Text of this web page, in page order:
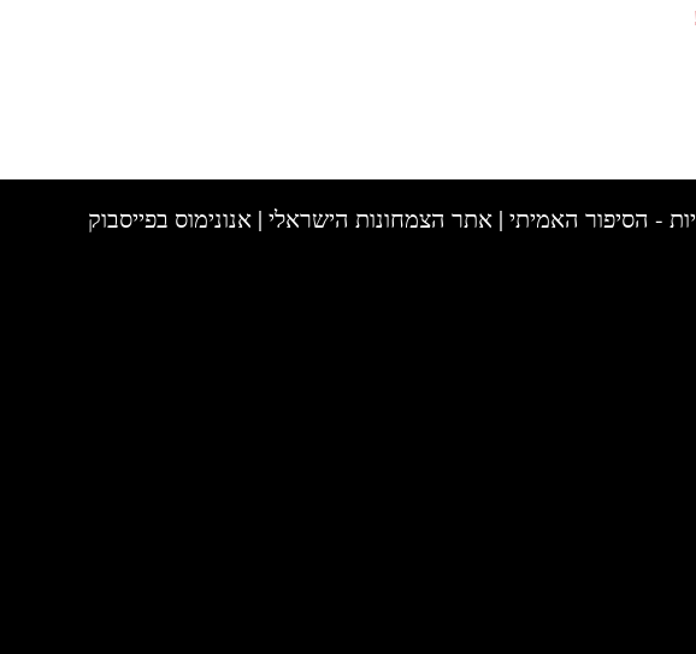
- הסיפור האמיתי | אתר הצמחונות הישראלי | אנונימוס בפייסבוק